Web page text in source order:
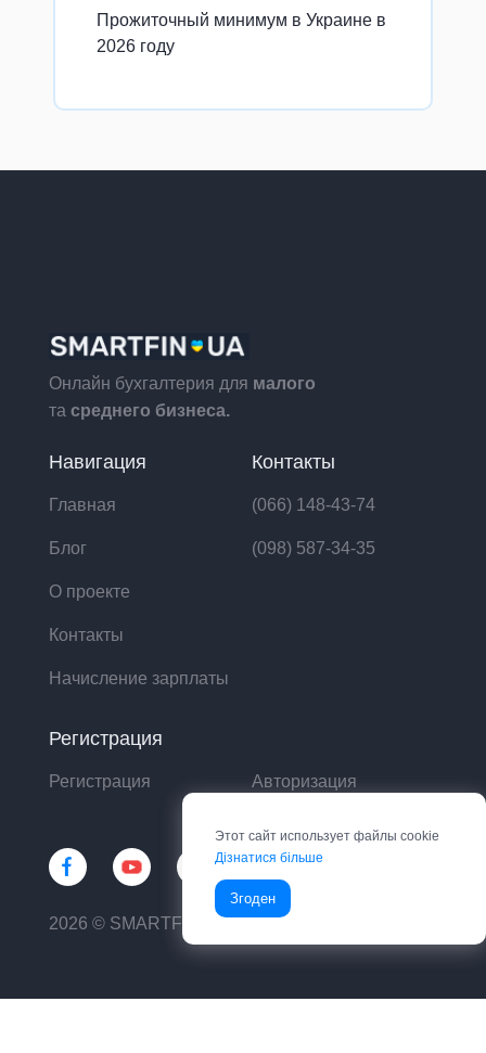
Прожиточный минимум в Украине в
2026 году
Онлайн бухгалтерия для малого
та среднего бизнеса.
2026 © SMARTFIN UA
Навигация
Главная
Блог
О проекте
Контакты
Начисление зарплаты
Контакты
(066) 148-43-74
(098) 587-34-35
Регистрация
Регистрация Авторизация
Этот сайт использует файлы cookie
Дізнатися більше
Згоден